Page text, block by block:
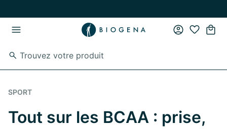
SPORT
Tout sur les BCAA : prise,